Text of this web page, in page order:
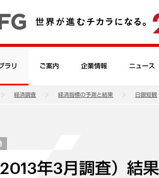
ラリ ご案内 企業情報 ニュース
経済調査 経済指標の予測と結果 日銀短観
年3月調査）結果